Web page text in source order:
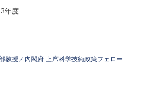
年度
教授／内閣府 上席科学技術政策フェロー